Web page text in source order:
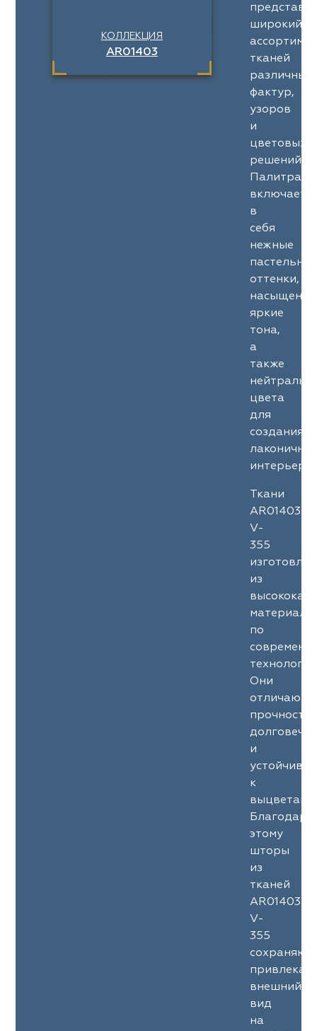
КОЛЛЕКЦИЯ
AR01403
широкий
тканей
различных
фактур,
узоров
и
цветовых
решений.
Палитра
включает
в
себя
нежные
оттенки,
яркие
тона,
а
также
цвета
для
создания
Ткани
AR01403
V-
355
из
по
Они
и
к
Благодаря
этому
шторы
из
тканей
AR01403
V-
355
сохраняют
внешний
вид
на